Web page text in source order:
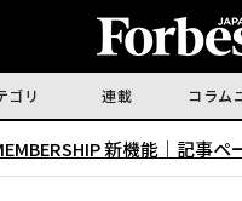
ゴリ 連載 コラム
新機能｜ 記事ペ